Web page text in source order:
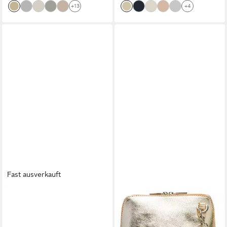
+13 +4
Fast ausverkauft
CASPAR
Clutch Kleine elegante Damen
Umhängetasche - CLASSIC